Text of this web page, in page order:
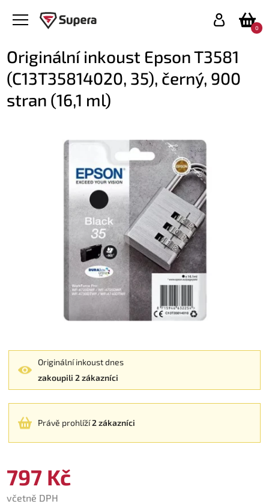
0
Originální inkoust Epson T3581
(C13T35814020, 35), černý, 900
stran (16,1 ml)
Originální inkoust dnes
zakoupili 2 zákazníci
Právě prohlíží2 zákazníci
797 Kč
včetně DPH